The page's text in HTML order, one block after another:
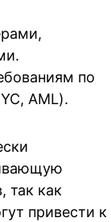
по
AML).
так как
привести к